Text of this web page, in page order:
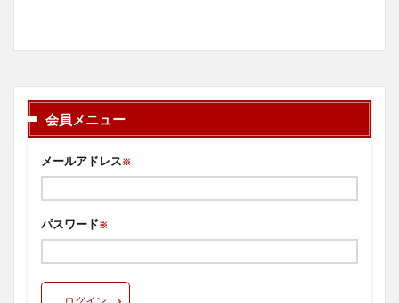
会員メニュー
メールアドレス※
パスワード※